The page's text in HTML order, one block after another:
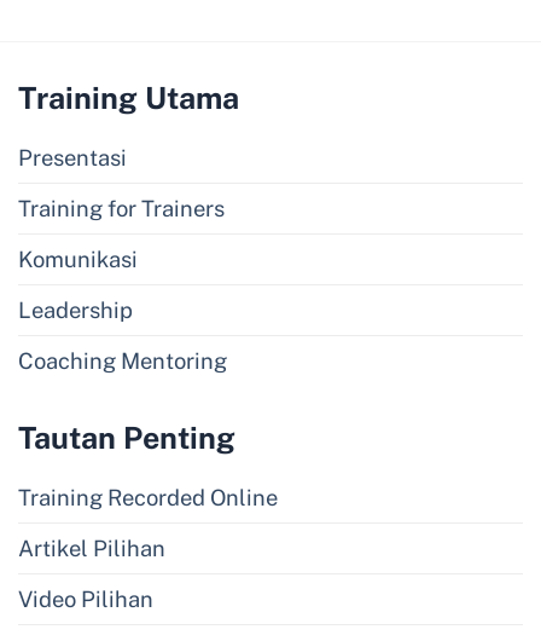
Training Utama
Presentasi
Training for Trainers
Komunikasi
Leadership
Coaching Mentoring
Tautan Penting
Training Recorded Online
Artikel Pilihan
Video Pilihan